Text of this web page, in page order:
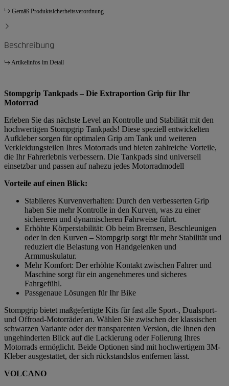
Gemäß Produktsicherheitsverordnung
Beschreibung
Artikelinfos im Detail
Stompgrip Tankpads – Die Extraportion Grip für Ihr
Motorrad
Erleben Sie das nächste Level an Kontrolle und Stabilität mit den
hochwertigen Stompgrip Tankpads! Diese speziell entwickelten
Aufkleber sorgen für optimalen Grip am Tank und weiteren
Verkleidungsteilen Ihres Motorrads und bieten zahlreiche Vorteile,
die Ihr Fahrerlebnis verbessern. Die Tankpads sind universell
einsetzbar und passen auf nahezu jedes Motorradmodell
Vorteile auf einen Blick:
Stabileres Kurvenverhalten: Durch den verbesserten Grip
haben Sie mehr Kontrolle in den Kurven, was zu einer
sichereren und dynamischeren Fahrweise führt.
Erhöhte Körperstabilität: Ob beim Bremsen, Beschleunigen
oder in den Kurven – Stompgrip sorgt für mehr Stabilität und
reduziert die Belastung von Handgelenken und
Armmuskulatur.
Mehr Komfort: Der erhöhte Kontakt zwischen Fahrer und
Maschine sorgt für ein angenehmeres und sicheres
Fahrgefühl.
Passgenaue Lösungen für Ihr Bike
Stompgrip bietet maßgefertigte Kits für fast alle Sport-, Dualsport-
und Offroad-Motorräder an. Wählen Sie zwischen der klassischen
schwarzen Variante oder der transparenten Version, die Ihnen den
ungehinderten Blick auf die Lackierung oder Folierung Ihres
Motorrads ermöglicht. Beide Optionen sind mit hochwertigem 3M-
Kleber ausgestattet, der sich rückstandslos entfernen lässt.
VOLCANO